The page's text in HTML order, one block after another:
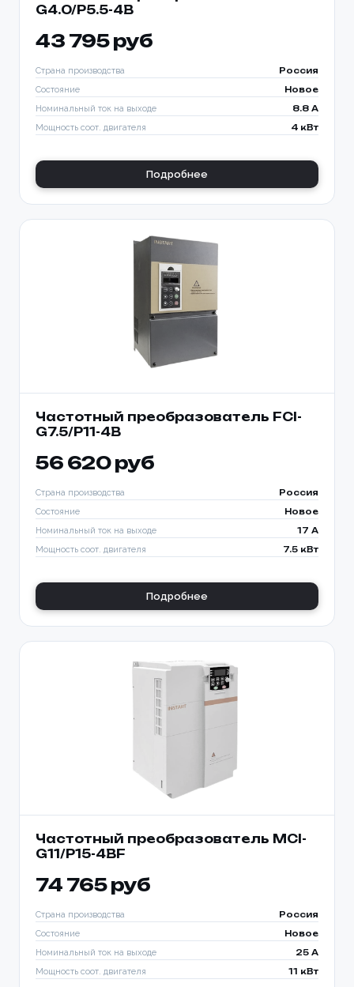
G4.0/P5.5-4B
43 795 руб
Страна производства Россия
Состояние Новое
Номинальный ток на выходе 8.8 A
Мощность соот. двигателя 4 кВт
Подробнее
Частотный преобразователь FCI-
G7.5/P11-4B
56 620 руб
Страна производства Россия
Состояние Новое
Номинальный ток на выходе 17 A
Мощность соот. двигателя 7.5 кВт
Подробнее
Частотный преобразователь MCI-
G11/Р15-4BF
74 765 руб
Страна производства Россия
Состояние Новое
Номинальный ток на выходе 25 A
Мощность соот. двигателя 11 кВт